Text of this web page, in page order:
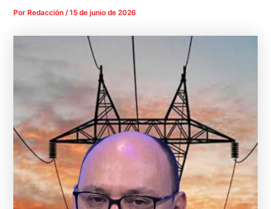
Por Redacción/15 de junio de 2026